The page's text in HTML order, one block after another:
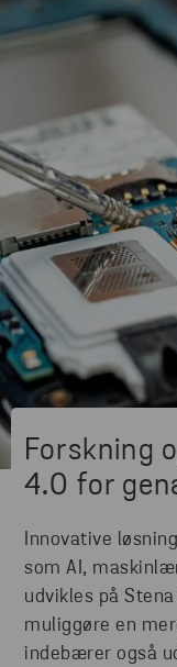
Forskning
4.0 for
Innovative
som AI,
udvikles på
muliggøre en
indebærer også